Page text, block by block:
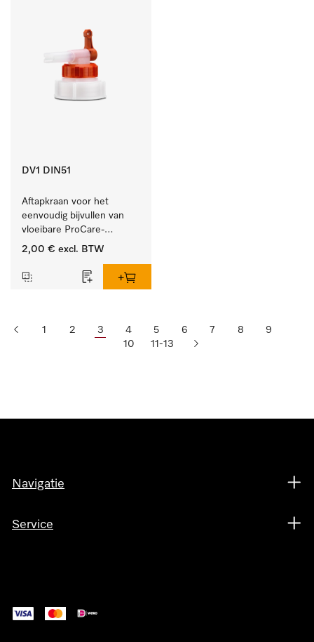
DV1 DIN51
Aftapkraan voor het
eenvoudig bijvullen van
vloeibare ProCare-
producten.
2,00 € excl. BTW
1 2 3 4 5 6 7 8
9
10
11-13
Navigatie
Service